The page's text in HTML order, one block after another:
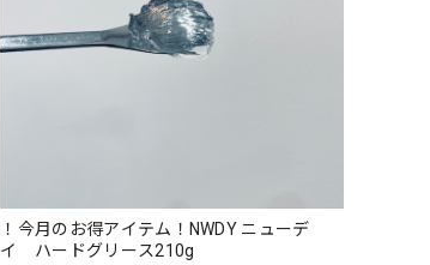
！今月のお得アイテム！NWDY ニューデ
イ ハードグリース210g